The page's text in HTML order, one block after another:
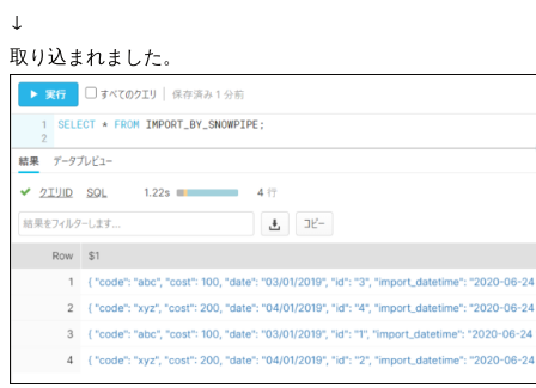
↓
取り込まれました。